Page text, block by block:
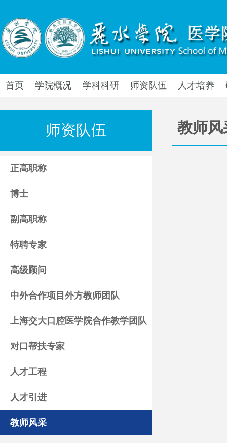
首页 学院概况 学科科研 师资队伍 人才培养
师资队伍
正高职称
博士
副高职称
特聘专家
高级顾问
中外合作项目外方教师团队
上海交大口腔医学院合作教学团队
对口帮扶专家
人才工程
人才引进
教师风采
教师风